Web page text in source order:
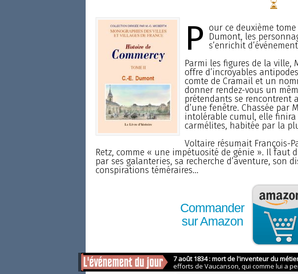
P our ce deuxième tome
Dumont, les
s’enrichit
Parmi les figures de la ville,
offre d’incroyables
comte de Cramail et un
donner rendez-vous un
prétendants se rencontrent
d’une fenêtre. Chassée par
intolérable cumul, elle finira
carmélites, habitée par la
Voltaire résumait François-
Retz, comme « une impétuosité de génie ». Il faut
par ses galanteries, sa recherche d’aventure, son
conspirations téméraires...
Commander
sur Amazon